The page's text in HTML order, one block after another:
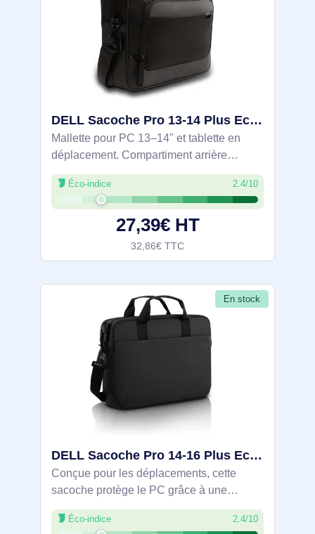
DELL Sacoche Pro 13-14 Plus EcoLoop - CC5425C - DELL-CC5425C
Mallette pour PC 13–14" et tablette en
déplacement. Compartiment arrière
rembourré avec mousse 360° et doublure
nylex antirayures, housse tablette dédiée
et poche avant à accès rapide. Tissu
Éco-indice 2.4/10
27,39€ HT
32,86€ TTC
En stock
DELL Sacoche Pro 14-16 Plus EcoLoop - CC5623 - DELL-CC5623
Conçue pour les déplacements, cette
sacoche protège le PC grâce à une
mousse 360° et un revêtement Nylex
anti‑rayures, avec tissu polyester 840D.
Éco-indice 2.4/10